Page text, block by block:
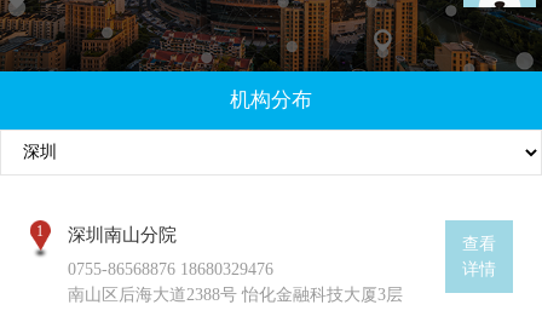
机构分布
查看
详情
1 深圳南山分院
0755-86568876 18680329476
南山区后海大道2388号 怡化金融科技大厦3层